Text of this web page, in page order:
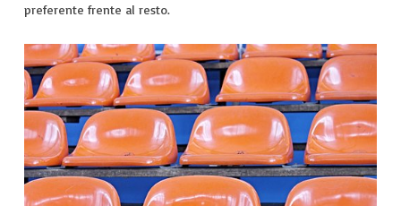
preferente frente al resto.